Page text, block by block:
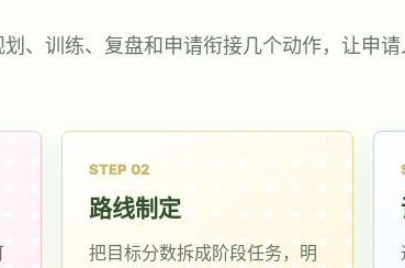
、训练、复盘和申请衔接几个动作，让申
STEP 02
路线制定
把目标分数拆成阶段任务，明